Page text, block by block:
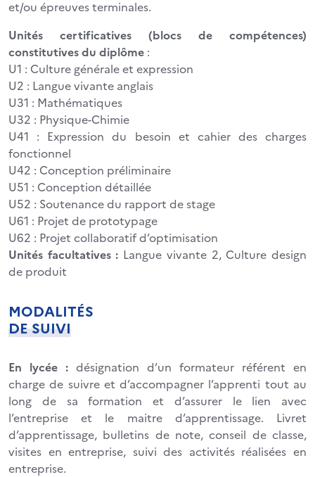
et/ou épreuves terminales.
Unités certificatives (blocs de compétences)
constitutives du diplôme :
U1 : Culture générale et expression
U2 : Langue vivante anglais
U31 : Mathématiques
U32 : Physique-Chimie
U41 : Expression du besoin et cahier des charges
fonctionnel
U42 : Conception préliminaire
U51 : Conception détaillée
U52 : Soutenance du rapport de stage
U61 : Projet de prototypage
U62 : Projet collaboratif d’optimisation
Unités facultatives : Langue vivante 2, Culture design
de produit
MODALITÉS
DE SUIVI
En lycée : désignation d’un formateur référent en
charge de suivre et d’accompagner l’apprenti tout au
long de sa formation et d’assurer le lien avec
l’entreprise et le maitre d’apprentissage. Livret
d’apprentissage, bulletins de note, conseil de classe,
visites en entreprise, suivi des activités réalisées en
entreprise.